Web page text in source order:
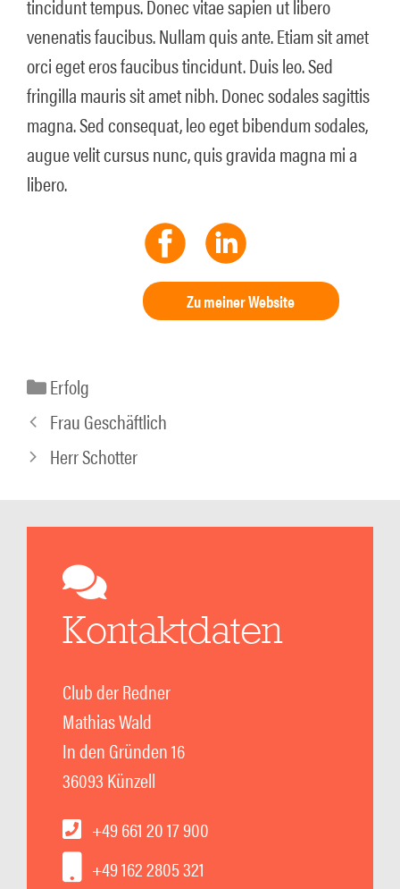
tincidunt tempus. Donec vitae sapien ut libero
venenatis faucibus. Nullam quis ante. Etiam sit amet
orci eget eros faucibus tincidunt. Duis leo. Sed
fringilla mauris sit amet nibh. Donec sodales sagittis
magna. Sed consequat, leo eget bibendum sodales,
augue velit cursus nunc, quis gravida magna mi a
libero.
Zu meiner Website
Kategorien
Erfolg
Frau Geschäftlich
Herr Schotter
Kontaktdaten
Club der Redner
Mathias Wald
In den Gründen 16
36093 Künzell
+49 661 20 17 900
+49 162 2805 321